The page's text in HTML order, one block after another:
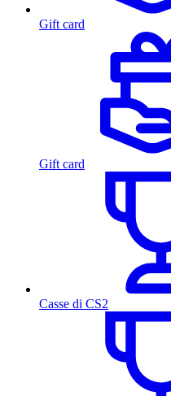
Gift card
Gift card
Casse di CS2